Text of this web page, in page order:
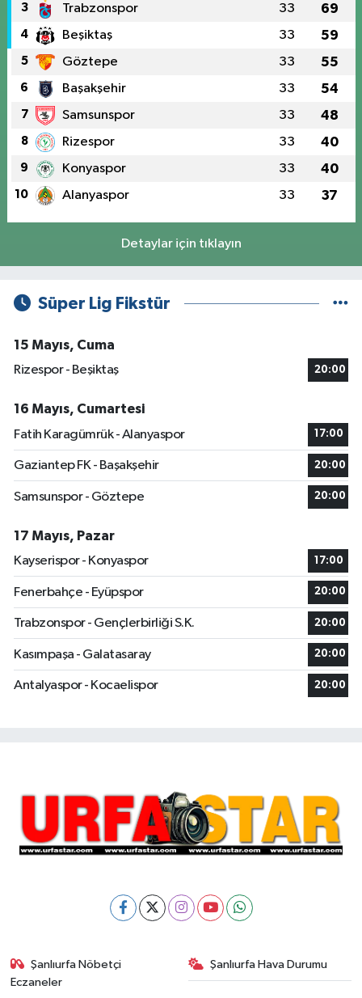
3 Trabzonspor 33 69
4 Beşiktaş 33 59
5 Göztepe 33 55
6 Başakşehir 33 54
7 Samsunspor 33 48
8 Rizespor 33 40
9 Konyaspor 33 40
10 Alanyaspor 33 37
Detaylar için tıklayın
Süper Lig Fikstür
15 Mayıs, Cuma
Rizespor - Beşiktaş
20:00
16 Mayıs, Cumartesi
Fatih Karagümrük - Alanyaspor
17:00
Gaziantep FK - Başakşehir 20:00
Samsunspor - Göztepe 20:00
17 Mayıs, Pazar
Kayserispor - Konyaspor
17:00
Fenerbahçe - Eyüpspor 20:00
Trabzonspor - Gençlerbirliği S.K. 20:00
Kasımpaşa - Galatasaray 20:00
Antalyaspor - Kocaelispor 20:00
Şanlıurfa Nöbetçi
Eczaneler
Şanlıurfa Hava Durumu